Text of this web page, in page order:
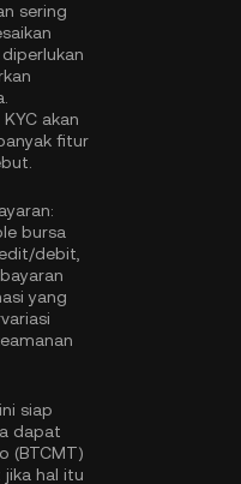
sering
diperlukan
akan
fitur
bursa
debit,
yang
siap
dapat
(BTCMT)
hal itu